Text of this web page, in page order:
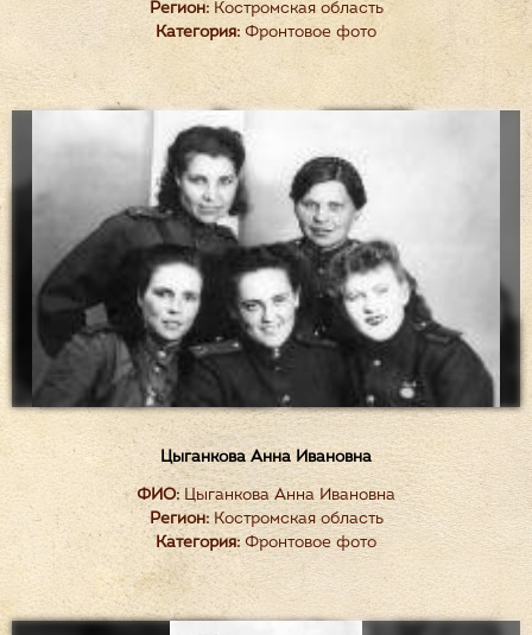
Регион:Костромская область
Категория: Фронтовое фото
Цыганкова Анна Ивановна
ФИО:Цыганкова Анна Ивановна
Регион:Костромская область
Категория: Фронтовое фото